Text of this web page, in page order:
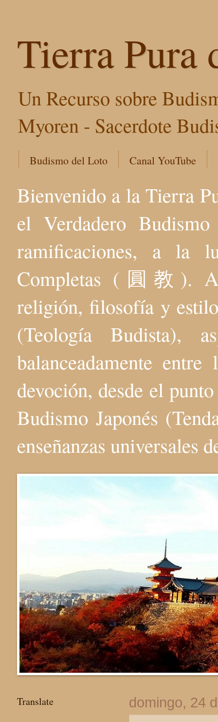
Tierra Pura
Un Recurso sobre
Myoren - Sacerdote
Budismo del Loto Canal YouTube
Bienvenido a la Tierra
el Verdadero
ramificaciones, a la
Completas (圓教).
religión, filosofía y
(Teología Budista),
balanceadamente
devoción, desde el
Budismo Japonés
enseñanzas universales
domingo, 24
Translate